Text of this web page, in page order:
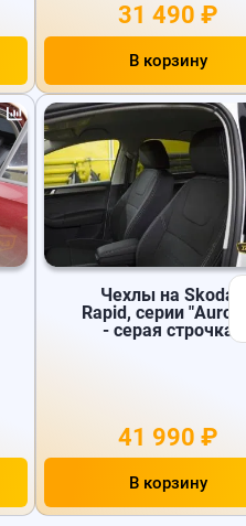
31 490 ₽
В корзину
Чехлы на Skoda
Rapid, серии "Aurora"
- серая строчка
41 990 ₽
В корзину